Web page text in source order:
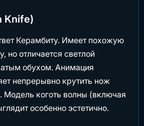
Knife)
Керамбиту. Имеет похожую
но отличается светлой
обухом. Анимация
непрерывно крутить нож
Модель коготь волны (включая
особенно эстетично.